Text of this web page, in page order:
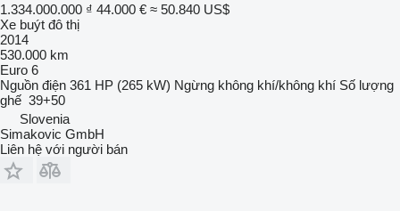
1.334.000.000 ₫ 44.000 € ≈ 50.840 US$
Xe buýt đô thị
2014
530.000 km
Euro 6
Nguồn điện 361 HP (265 kW) Ngừng không khí/không khí Số lượng
ghế 39+50
Slovenia
Simakovic GmbH
Liên hệ với người bán